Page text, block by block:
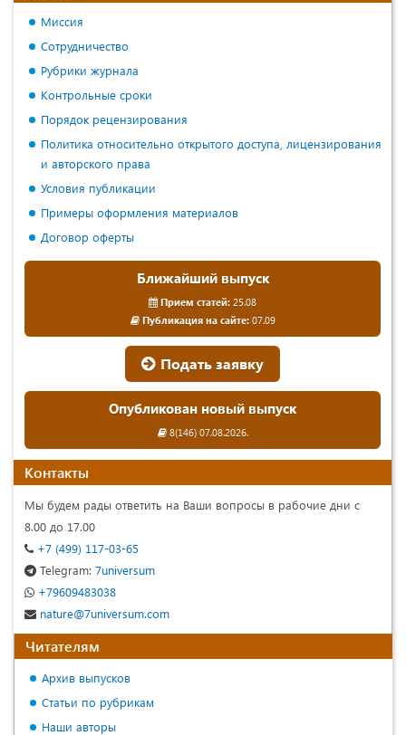
Миссия
Сотрудничество
Рубрики журнала
Контрольные сроки
Порядок рецензирования
Политика относительно открытого доступа, лицензирования
и авторского права
Условия публикации
Примеры оформления материалов
Договор оферты
Ближайший выпуск
Прием статей: 25.08
Публикация на сайте:07.09
Подать заявку
Опубликован новый выпуск
8(146) 07.08.2026.
Контакты
Мы будем рады ответить на Ваши вопросы в рабочие дни с
8.00 до 17.00
+7 (499) 117-03-65
Telegram: 7universum
+79609483038
nature@7universum.com
Читателям
Архив выпусков
Статьи по рубрикам
Наши авторы